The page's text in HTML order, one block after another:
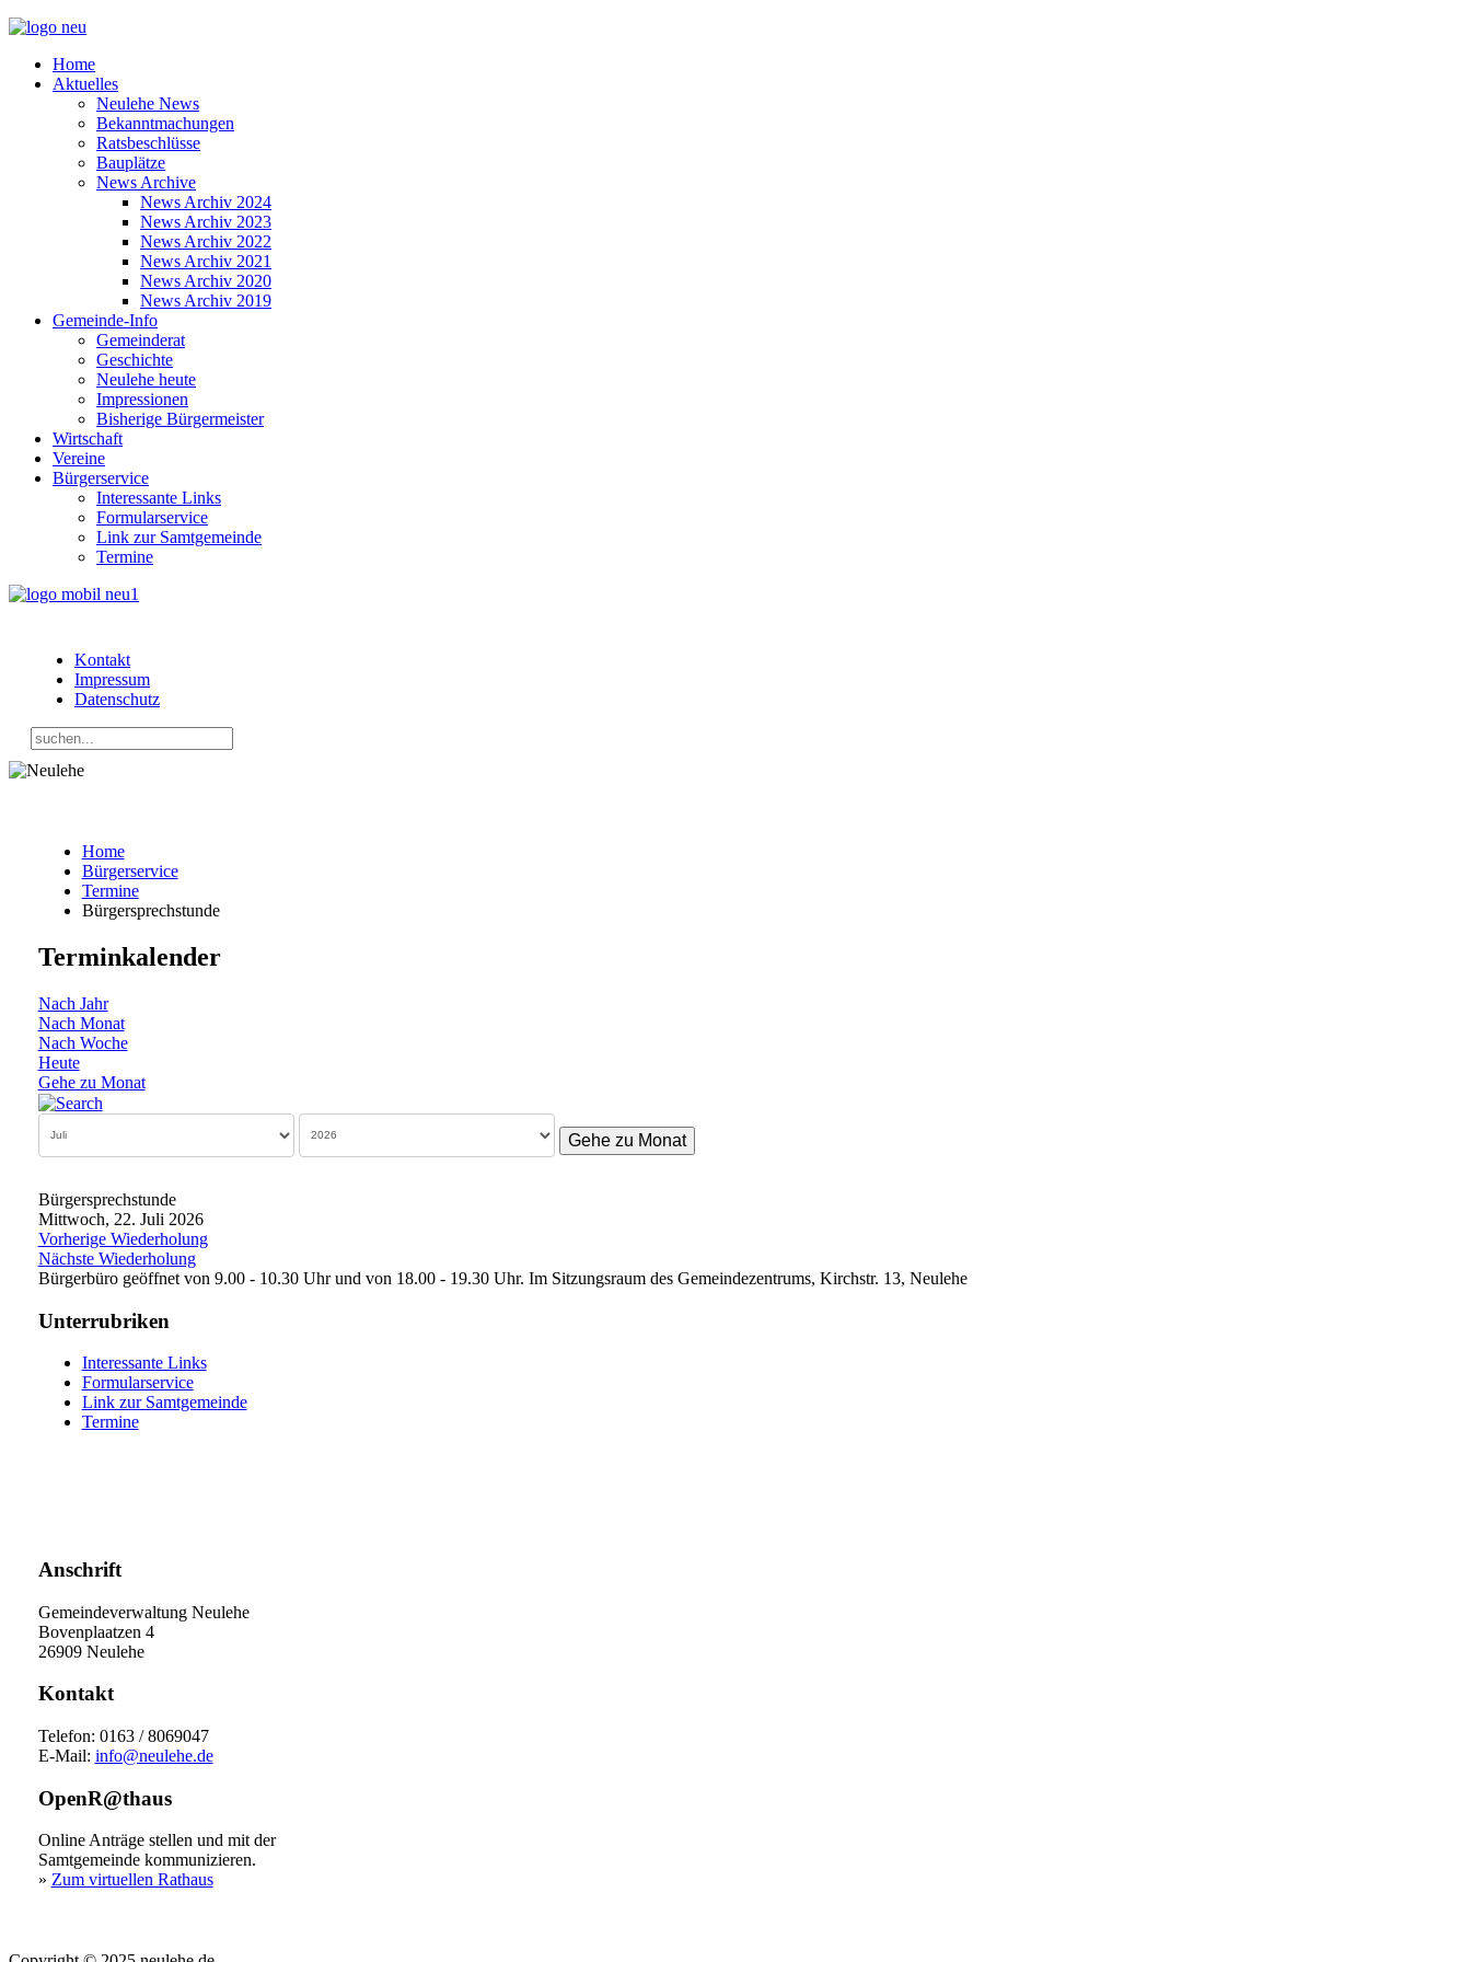
Home
Aktuelles
Neulehe News
Bekanntmachungen
Ratsbeschlüsse
Bauplätze
News Archive
News Archiv 2024
News Archiv 2023
News Archiv 2022
News Archiv 2021
News Archiv 2020
News Archiv 2019
Gemeinde-Info
Gemeinderat
Geschichte
Neulehe heute
Impressionen
Bisherige Bürgermeister
Wirtschaft
Vereine
Bürgerservice
Interessante Links
Formularservice
Link zur Samtgemeinde
Termine
Kontakt
Impressum
Datenschutz
Home
Bürgerservice
Termine
Bürgersprechstunde
Terminkalender
Nach Jahr
Nach Monat
Nach Woche
Heute
Gehe zu Monat
Gehe zu Monat
Bürgersprechstunde
Mittwoch, 22. Juli 2026
Vorherige Wiederholung
Nächste Wiederholung
Bürgerbüro geöffnet von 9.00 - 10.30 Uhr und von 18.00 - 19.30 Uhr. Im Sitzungsraum des Gemeindezentrums, Kirchstr. 13, Neulehe
Unterrubriken
Interessante Links
Formularservice
Link zur Samtgemeinde
Termine
Anschrift
Gemeindeverwaltung Neulehe
Bovenplaatzen 4
26909 Neulehe
Kontakt
Telefon: 0163 / 8069047
E-Mail: info@neulehe.de
OpenR@thaus
Online Anträge stellen und mit der
Samtgemeinde kommunizieren.
» Zum virtuellen Rathaus